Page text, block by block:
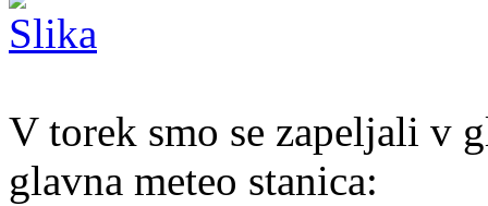
V torek smo se zapeljali v
glavna meteo stanica: